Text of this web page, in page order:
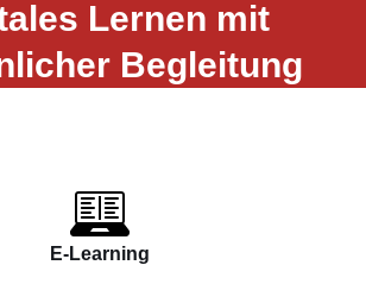
Lernen mit
Begleitung
E-Learning